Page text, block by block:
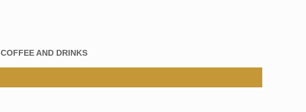
COFFEE AND DRINKS